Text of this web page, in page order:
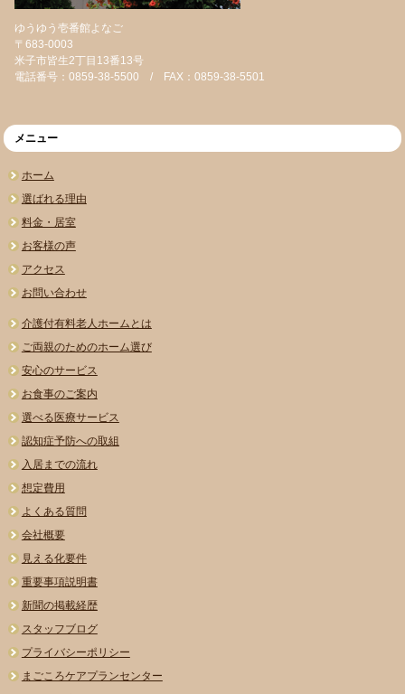
ゆうゆう壱番館よなご
〒683-0003
米子市皆生2丁目13番13号
電話番号：0859-38-5500 / FAX：0859-38-5501
メニュー
ホーム
選ばれる理由
料金・居室
お客様の声
アクセス
お問い合わせ
介護付有料老人ホームとは
ご両親のためのホーム選び
安心のサービス
お食事のご案内
選べる医療サービス
認知症予防への取組
入居までの流れ
想定費用
よくある質問
会社概要
見える化要件
重要事項説明書
新聞の掲載経歴
スタッフブログ
プライバシーポリシー
まごころケアプランセンター